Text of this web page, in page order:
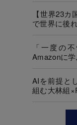
【世界23
で世界に後
「一度の
Amazonに学
AIを前提と
組む大林組